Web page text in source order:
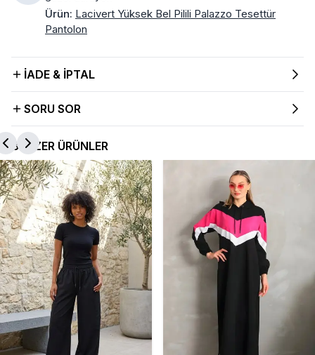
Ürün: Lacivert Yüksek Bel Pilili Palazzo Tesettür
Pantolon
İADE & İPTAL
SORU SOR
BENZER ÜRÜNLER